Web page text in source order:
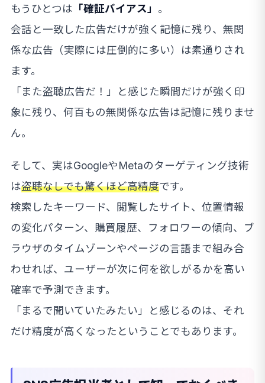
もうひとつは 「確証バイアス」 。
会話と一致した広告だけが強く記憶に残り、無関
係な広告（実際には圧倒的に多い）は素通りされ
ます。
「また盗聴広告だ！」と感じた瞬間だけが強く印
象に残り、何百もの無関係な広告は記憶に残りませ
ん。
そして、実はGoogleやMetaのターゲティング技術
は盗聴なしでも驚くほど高精度です。
検索したキーワード、閲覧したサイト、位置情報
の変化パターン、購買履歴、フォロワーの傾向、ブ
ラウザのタイムゾーンやページの言語まで組み合
わせれば、ユーザーが次に何を欲しがるかを高い
確率で予測できます。
「まるで聞いていたみたい」と感じるのは、それ
だけ精度が高くなったということでもあります。